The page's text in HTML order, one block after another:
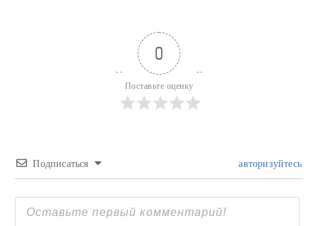
0
Поставьте оценку
Подписаться авторизуйтесь